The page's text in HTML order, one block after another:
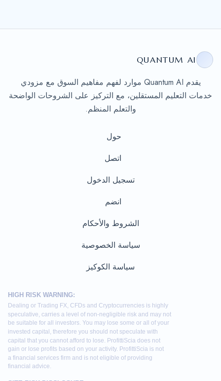
QUANTUM AI
يقدم Quantum AI موارد لفهم مفاهيم السوق مع مزودي
خدمات التعليم المستقلين، مع التركيز على الشروحات الواضحة
والتعلم المنظم.
حول
اتصل
تسجيل الدخول
انضم
الشروط والأحكام
سياسة الخصوصية
سياسة الكوكيز